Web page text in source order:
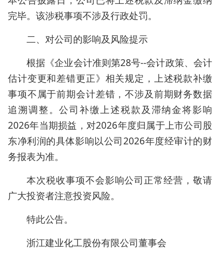
完毕。该涉税事项不涉及行政处罚。
二、对公司的影响及风险提示
根据《企业会计准则第28号--会计政策、会计
估计变更和差错更正》相关规定，上述税款补缴
事项不属于前期会计差错，不涉及前期财务数据
追溯调整。公司补缴上述税款及滞纳金将影响
2026年当期损益，对2026年度归属于上市公司股
东净利润的具体影响以公司2026年度经审计的财
务报表为准。
本次税收事项不会影响公司正常经营，敬请
广大投资者注意投资风险。
特此公告。
浙江建业化工股份有限公司董事会